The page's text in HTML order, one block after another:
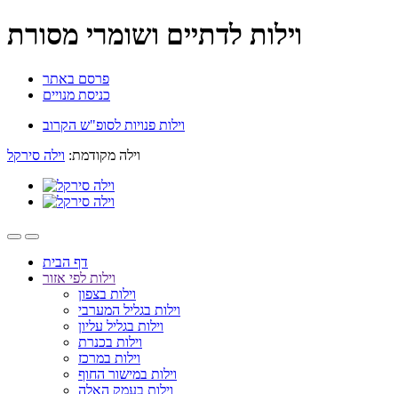
וילות לדתיים ושומרי מסורת
פרסם באתר
כניסת מנויים
וילות פנויות לסופ"ש הקרוב
וילה מקודמת: וילה סירקל
דף הבית
וילות לפי אזור
וילות בצפון
וילות בגליל המערבי
וילות בגליל עליון
וילות בכנרת
וילות במרכז
וילות במישור החוף
וילות בעמק האלה